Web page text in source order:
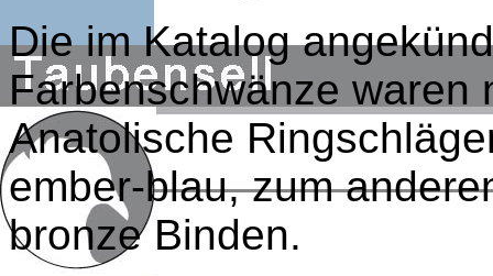
Die im Katalog
Farbenschwänze waren
Anatolische
ember-blau, zum
bronze Binden.